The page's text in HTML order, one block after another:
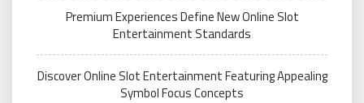
Premium Experiences Define New Online Slot
Entertainment Standards
Discover Online Slot Entertainment Featuring Appealing
Symbol Focus Concepts